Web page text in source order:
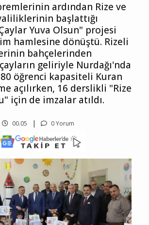
ardından Rize ve
başlattığı
Yuva Olsun" projesi
hamlesine dönüştü. Rizeli
bahçelerinden
çayların geliriyle Nurdağı'nda
öğrenci kapasiteli Kuran
açılırken, 16 derslikli "Rize
için de imzalar atıldı.
00.05 0 Yorum